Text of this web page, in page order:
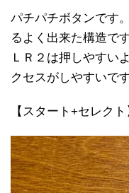
パチパチボタンです
るよく出来た構造です
ＬＲ２は押しやすい
クセスがしやすいです
【スタート+セレクト